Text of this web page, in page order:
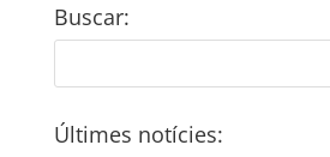
Buscar:
Últimes notícies: